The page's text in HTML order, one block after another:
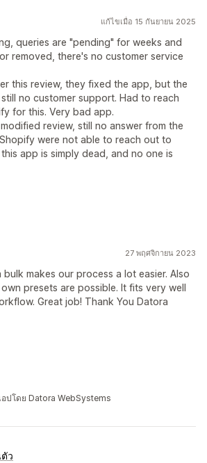
แก้ไขเมื่อ 15 กันยายน 2025
queries are "pending" for weeks and
removed, there's no customer service
this review, they fixed the app, but the
no customer support. Had to reach
for this. Very bad app.
review, still no answer from the
were not able to reach out to
app is simply dead, and no one is
27 พฤศจิกายน 2023
makes our process a lot easier. Also
presets are possible. It fits very well
Great job! Thank You Datora
ปโดย Datora WebSystems
ว